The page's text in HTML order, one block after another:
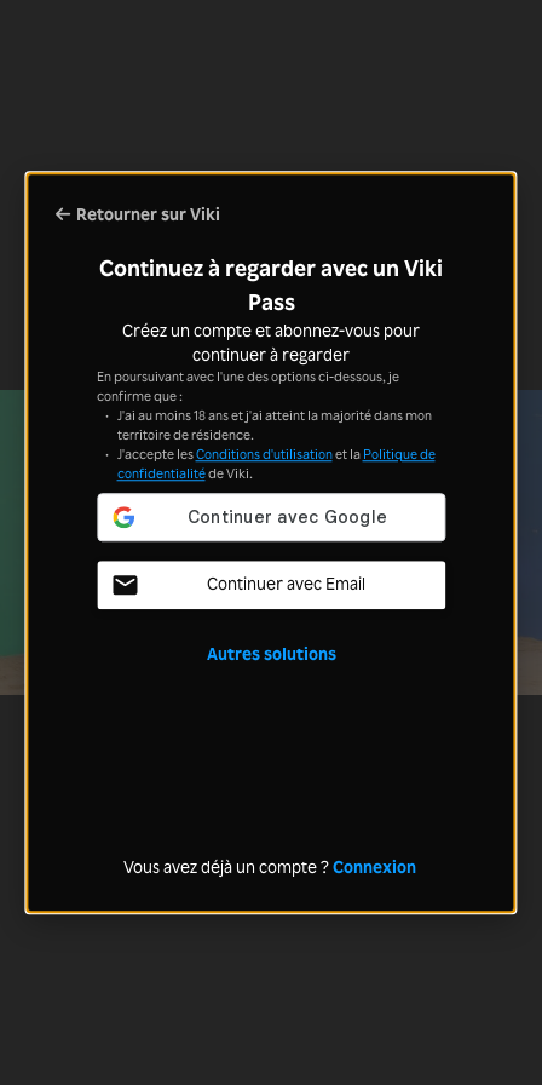
Retourner sur Viki
Continuez à regarder avec un Viki
Pass
Créez un compte et abonnez-vous pour
continuer à regarder
En poursuivant avec l'une des options ci-dessous, je
confirme que :
J'ai au moins 18 ans et j'ai atteint la majorité dans mon
territoire de résidence.
J'accepte lesConditions d'utilisationet la Politique de
confidentialitéde Viki.
Continuer avec Email
Autres solutions
Vous avez déjà un compte ?Connexion